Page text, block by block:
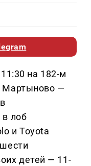
на 182-м
Мартыново —
в лоб
и Toyota
детей — 11-